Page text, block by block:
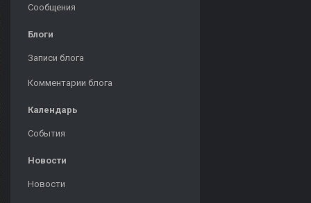
Сообщения
Блоги
Записи блога
Комментарии блога
Календарь
События
Новости
Новости